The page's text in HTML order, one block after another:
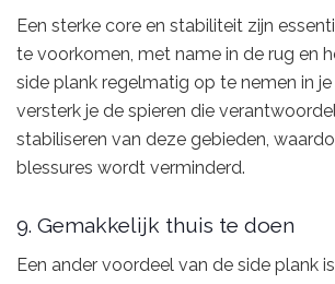
Een sterke core en stabiliteit zijn
te voorkomen, met name in de rug en
side plank regelmatig op te nemen in je
versterk je de spieren die
stabiliseren van deze gebieden,
blessures wordt verminderd.
9. Gemakkelijk thuis te doen
Een ander voordeel van de side plank